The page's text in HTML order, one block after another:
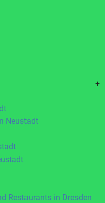
+
Neustadt
Restaurants in Dresden